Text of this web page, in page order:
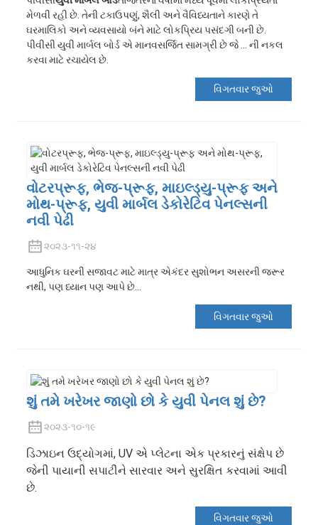
મેળવી રહી છે. તેની ટકાઉપણું, શૈલી અને વૈવિધ્યતાને કારણે તે
ઘરમાલિકો અને વ્યવસાયો બંને માટે લોકપ્રિય પસંદગી બની છે.
પીવીસી યુવી માર્બલ બોર્ડ એ માનવસર્જિત સામગ્રી છે જે ... ની નકલ
કરવા માટે રચાયેલ છે.
વિગતવાર જુઓ
વોટરપ્રૂફ, ભેજ-પ્રૂફ, માઇલ્ડ્યુ-પ્રૂફ અને
મોથ-પ્રૂફ, યુવી માર્બલ ડેકોરેટિવ પેનલ્સની
નવી પેઢી
૨૦૨૩-૧૧-૨૪
આધુનિક ઘરની સજાવટ માટે માત્ર એકંદર સુશોભન અસરની જરૂર
નથી, પણ ધ્યાન પણ આપે છે...
વિગતવાર જુઓ
શું તમે ખરેખર જાણો છો કે યુવી પેનલ શું છે?
૨૦૨૩-૧૦-૧૯
ડિઝાઇન ઉદ્યોગમાં, UV એ પ્લેટના એક પ્રકારનું સંક્ષેપ છે
જેની પાયાની સપાટીને સારવાર અને સુરક્ષિત કરવામાં આવી
છે.
વિગતવાર જુઓ